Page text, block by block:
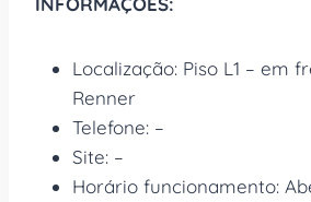
Localização: Piso L1 – em
Renner ​
Telefone: –
Site: –
Horário funcionamento: